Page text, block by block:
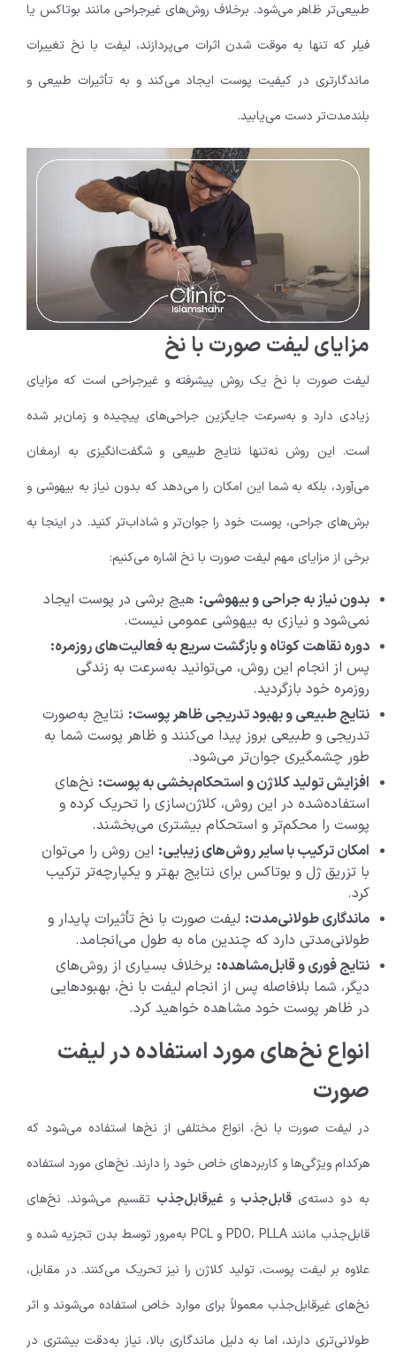
طبیعی‌تر ظاهر می‌شود. برخلاف روش‌های غیرجراحی مانند بوتاکس یا
فیلر که تنها به موقت شدن اثرات می‌پردازند، لیفت با نخ تغییرات
ماندگارتری در کیفیت پوست ایجاد می‌کند و به تأثیرات طبیعی و
بلندمدت‌تر دست می‌یابید.
مزایای لیفت صورت با نخ
لیفت صورت با نخ یک روش پیشرفته و غیرجراحی است که مزایای
زیادی دارد و به‌سرعت جایگزین جراحی‌های پیچیده و زمان‌بر شده
است. این روش نه‌تنها نتایج طبیعی و شگفت‌انگیزی به ارمغان
می‌آورد، بلکه به شما این امکان را می‌دهد که بدون نیاز به بیهوشی و
برش‌های جراحی، پوست خود را جوان‌تر و شاداب‌تر کنید. در اینجا به
برخی از مزایای مهم لیفت صورت با نخ اشاره می‌کنیم:
بدون نیاز به جراحی و بیهوشی: هیچ برشی در پوست ایجاد
نمی‌شود و نیازی به بیهوشی عمومی نیست.
دوره نقاهت کوتاه و بازگشت سریع به فعالیت‌های روزمره:
پس از انجام این روش، می‌توانید به‌سرعت به زندگی
روزمره خود بازگردید.
نتایج طبیعی و بهبود تدریجی ظاهر پوست: نتایج به‌صورت
تدریجی و طبیعی بروز پیدا می‌کنند و ظاهر پوست شما به
طور چشمگیری جوان‌تر می‌شود.
افزایش تولید کلاژن و استحکام‌بخشی به پوست: نخ‌های
استفاده‌شده در این روش، کلاژن‌سازی را تحریک کرده و
پوست را محکم‌تر و استحکام بیشتری می‌بخشند.
امکان ترکیب با سایر روش‌های زیبایی: این روش را می‌توان
با تزریق ژل و بوتاکس برای نتایج بهتر و یکپارچه‌تر ترکیب
کرد.
ماندگاری طولانی‌مدت: لیفت صورت با نخ تأثیرات پایدار و
طولانی‌مدتی دارد که چندین ماه به طول می‌انجامد.
نتایج فوری و قابل‌مشاهده: برخلاف بسیاری از روش‌های
دیگر، شما بلافاصله پس از انجام لیفت با نخ، بهبودهایی
در ظاهر پوست خود مشاهده خواهید کرد.
انواع نخ‌های مورد استفاده در لیفت
صورت
در لیفت صورت با نخ، انواع مختلفی از نخ‌ها استفاده می‌شود که
هرکدام ویژگی‌ها و کاربردهای خاص خود را دارند. نخ‌های مورد استفاده
به دو دسته‌ی قابل‌جذب و غیرقابل‌جذب تقسیم می‌شوند. نخ‌های
قابل‌جذب مانند PDO، PLLA و PCL به‌مرور توسط بدن تجزیه شده و
علاوه بر لیفت پوست، تولید کلاژن را نیز تحریک می‌کنند. در مقابل،
نخ‌های غیرقابل‌جذب معمولاً برای موارد خاص استفاده می‌شوند و اثر
طولانی‌تری دارند، اما به دلیل ماندگاری بالا، نیاز به‌دقت بیشتری در